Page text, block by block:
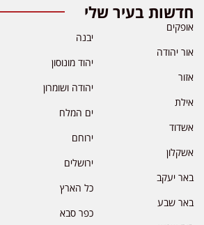
חדשות בעיר שלי
אופקים
אור יהודה
אזור
אילת
אשדוד
אשקלון
באר יעקב
באר שבע
יבנה
יהוד מונוסון
יהודה ושומרון
ים המלח
ירוחם
ירושלים
כל הארץ
כפר סבא